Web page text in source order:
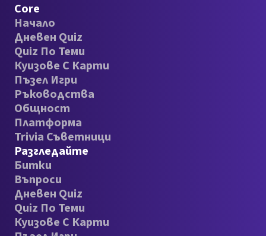
Core
Начало
Дневен Quiz
Quiz По Теми
Куизове С Карти
Пъзел Игри
Ръководства
Общност
Платформа
Trivia Съветници
Разгледайте
Битки
Въпроси
Дневен Quiz
Quiz По Теми
Куизове С Карти